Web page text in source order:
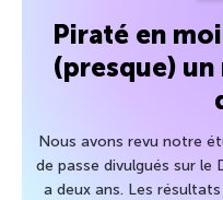
Piraté en
(presque) un
Nous avons revu notre
de passe divulgués sur le
a deux ans. Les